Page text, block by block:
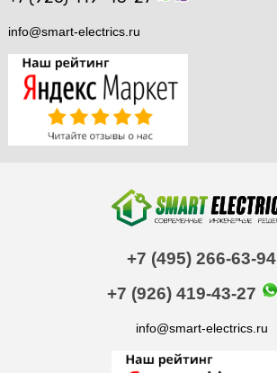
info@smart-electrics.ru
+7 (495) 266-63-94
+7 (926) 419-43-27
info@smart-electrics.ru